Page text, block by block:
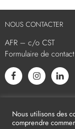
NOUS CONTACTER
AFR – c/o CST
Formulaire de contact
Nous utilisons des
comprendre